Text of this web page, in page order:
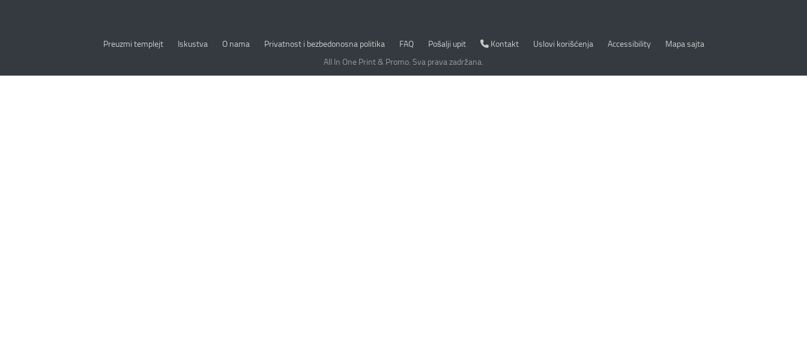
Preuzmi templejt Iskustva O nama Privatnost i bezbedonosna politika
Privatnost i bezbedonosna politika FAQ Pošalji upit Kontakt
Kontakt Uslovi korišćenja Accessibility
Mapa sajta
All In One Print & Promo. Sva prava zadržana.